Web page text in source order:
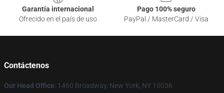
Garantía internacional
Ofrecido en el país de uso
Pago 100% seguro
PayPal / MasterCard / Visa
Contáctenos
Our Head Office: 1460 Broadway, New York, NY 10036